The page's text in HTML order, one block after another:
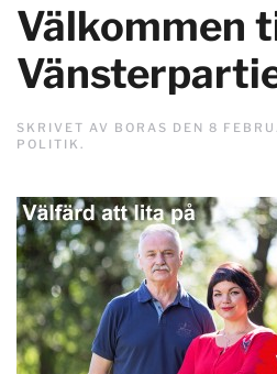
Välkommen
SKRIVET AV BORAS DEN 8
POLITIK .